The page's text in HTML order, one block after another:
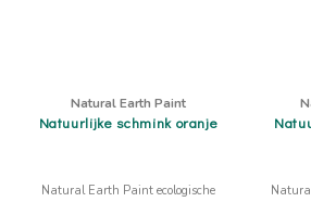
Natural Earth Paint
Natuurlijke schmink oranje
Natural Earth Paint ecologische